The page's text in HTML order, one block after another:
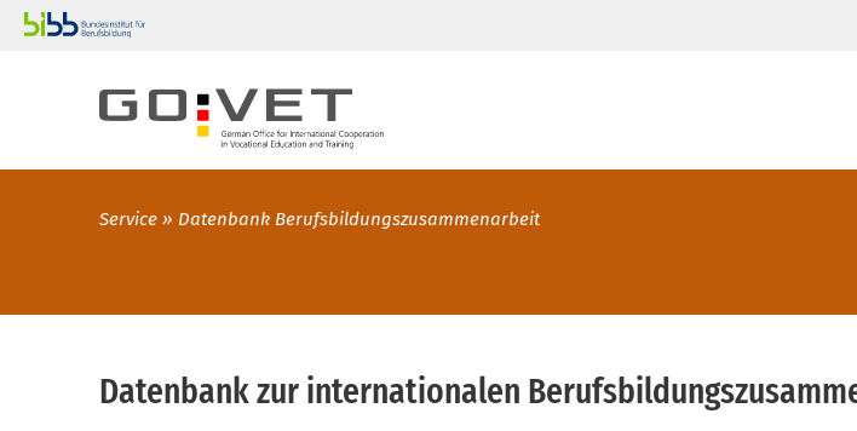
Service Datenbank Berufsbildungszusammenarbeit
Datenbank zur internationalen